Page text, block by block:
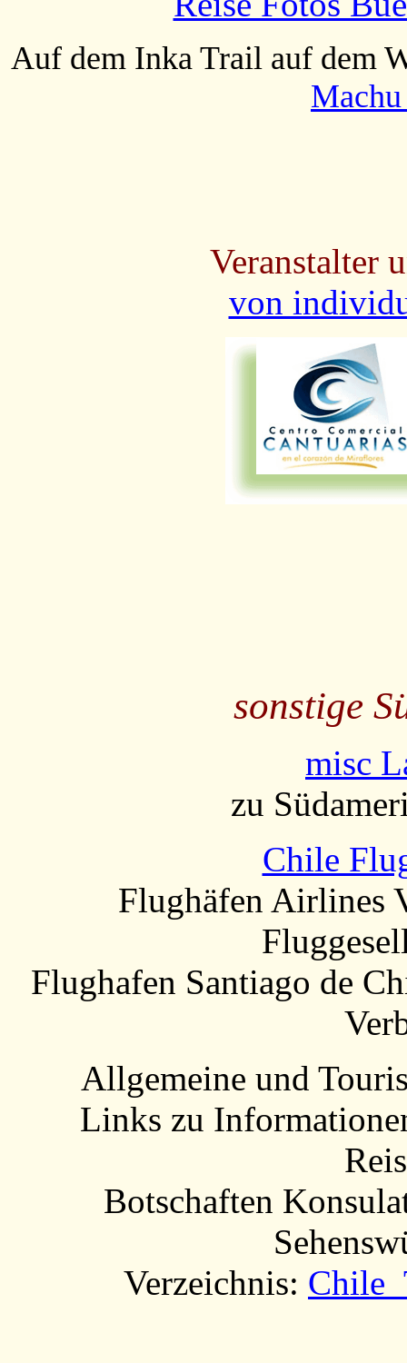
Auf dem Inka Trail auf dem
Veranstalter
von
sonstige
misc
zu
Chile
Flughäfen Airlines
Flughafen Santiago de
Allgemeine und
Links zu
Botschaften
Verzeichnis: Chile